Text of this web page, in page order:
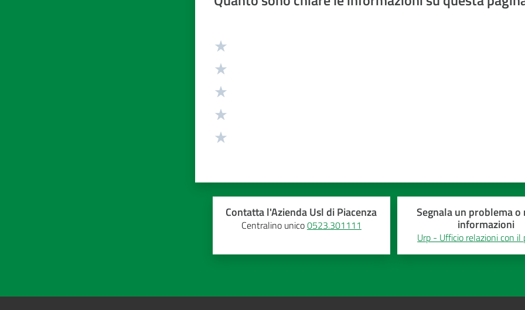
Contatta l'Azienda Usl di Piacenza
Centralino unico0523.301111
Segnala un problema o
informazioni
Urp - Ufficio relazioni con il